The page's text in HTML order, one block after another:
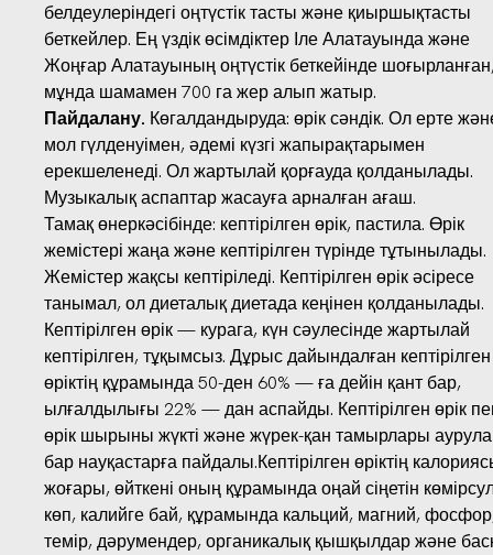
белдеулеріндегі оңтүстік тасты және қиыршықтасты
беткейлер. Ең үздік өсімдіктер Іле Алатауында және
Жоңғар Алатауының оңтүстік беткейінде
мұнда шамамен 700 га жер алып жатыр.
Пайдалану. Көгалдандыруда: өрік сәндік. Ол ерте
мол гүлденуімен, әдемі күзгі жапырақтарымен
ерекшеленеді. Ол жартылай қорғауда қолданылады.
Музыкалық аспаптар жасауға арналған ағаш.
Тамақ өнеркәсібінде: кептірілген өрік, пастила. Өрік
жемістері жаңа және кептірілген түрінде тұтынылады.
Жемістер жақсы кептіріледі. Кептірілген өрік әсіресе
танымал, ол диеталық диетада кеңінен қолданылады.
Кептірілген өрік — курага, күн сәулесінде жартылай
кептірілген, тұқымсыз. Дұрыс дайындалған кептірілген
өріктің құрамында 50-ден 60% — ға дейін қант бар,
ылғалдылығы 22% — дан аспайды. Кептірілген өрік
өрік шырыны жүкті және жүрек-қан тамырлары
бар науқастарға пайдалы.Кептірілген өріктің
жоғары, өйткені оның құрамында оңай сіңетін
көп, калийге бай, құрамында кальций, магний,
темір, дәрумендер, органикалық қышқылдар және